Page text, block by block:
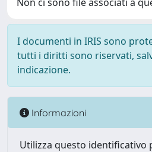
I documenti in IRIS sono
tutti i diritti sono riservati,
indicazione.
Informazioni
Utilizza questo identificativo